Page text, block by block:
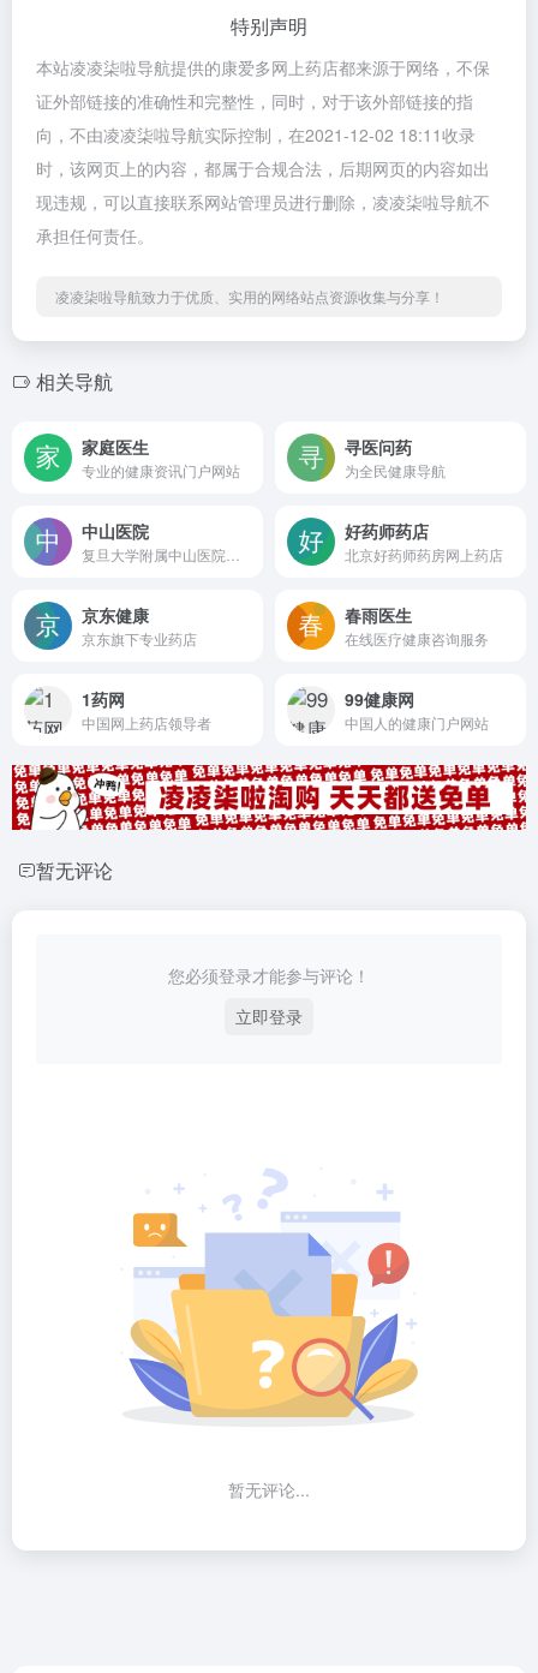
特别声明
本站凌凌柒啦导航提供的康爱多网上药店都来源于网络，不保
证外部链接的准确性和完整性，同时，对于该外部链接的指
向，不由凌凌柒啦导航实际控制，在2021-12-02 18:11收录
时，该网页上的内容，都属于合规合法，后期网页的内容如出
现违规，可以直接联系网站管理员进行删除，凌凌柒啦导航不
承担任何责任。
凌凌柒啦导航致力于优质、实用的网络站点资源收集与分享！
相关导航
家庭医生
专业的健康资讯门户网站
寻医问药
为全民健康导航
中山医院 好药师药店
北京好药师药房网上药店
京东健康
京东旗下专业药店
春雨医生
在线医疗健康咨询服务
1药网
中国网上药店领导者
99健康网
中国人的健康门户网站
暂无评论
您必须登录才能参与评论！
立即登录
暂无评论...